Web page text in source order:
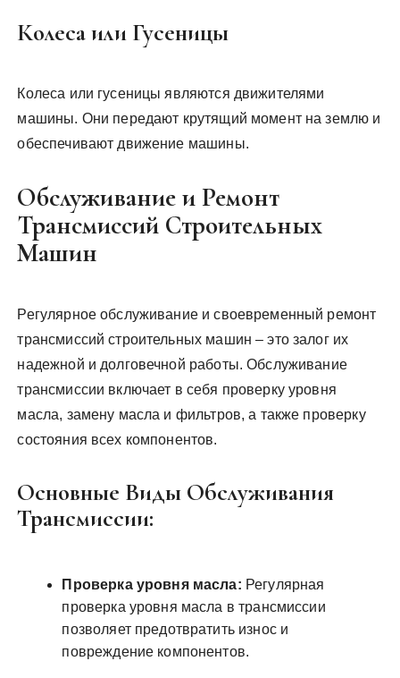
Колеса или Гусеницы
Колеса или гусеницы являются движителями
машины. Они передают крутящий момент на землю и
обеспечивают движение машины.
Обслуживание и Ремонт
Трансмиссий Строительных
Машин
Регулярное обслуживание и своевременный ремонт
трансмиссий строительных машин – это залог их
надежной и долговечной работы. Обслуживание
трансмиссии включает в себя проверку уровня
масла, замену масла и фильтров, а также проверку
состояния всех компонентов.
Основные Виды Обслуживания
Трансмиссии:
Проверка уровня масла: Регулярная
проверка уровня масла в трансмиссии
позволяет предотвратить износ и
повреждение компонентов.